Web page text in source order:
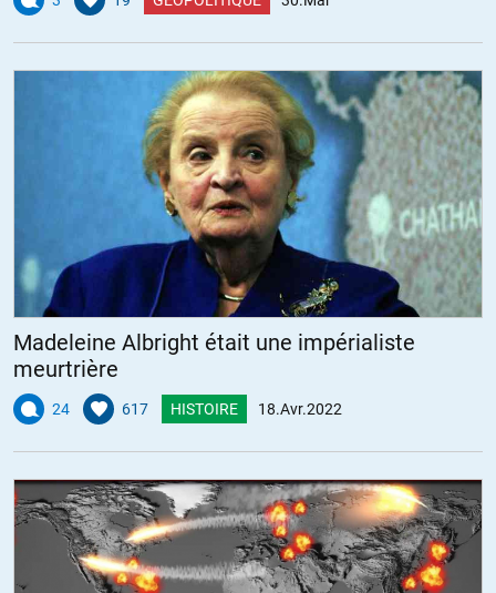
Madeleine Albright était une impérialiste
meurtrière
24 617 HISTOIRE 18.Avr.2022